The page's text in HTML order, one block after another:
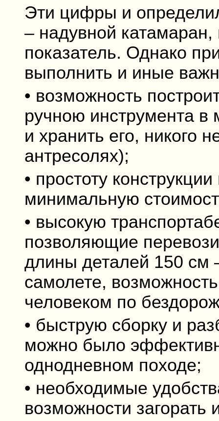
Эти цифры и
– надувной
показатель. Однако
выполнить и иные
• возможность
ручною инструмента в
и хранить его, никого
антресолях);
• простоту
минимальную
• высокую
позволяющие
длины деталей 150 см
самолете,
человеком по
• быструю сборку и
можно было
однодневном походе;
• необходимые
возможности загорать